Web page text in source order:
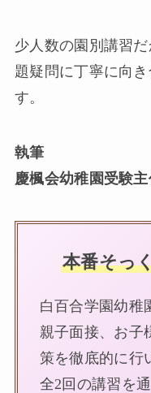
少人数の園別講習
題疑問に丁寧に向
す。
執筆
慶楓会幼稚園受験
本番そっ
白百合学園幼稚
親子面接、お子
策を徹底的に行
全2回の講習を